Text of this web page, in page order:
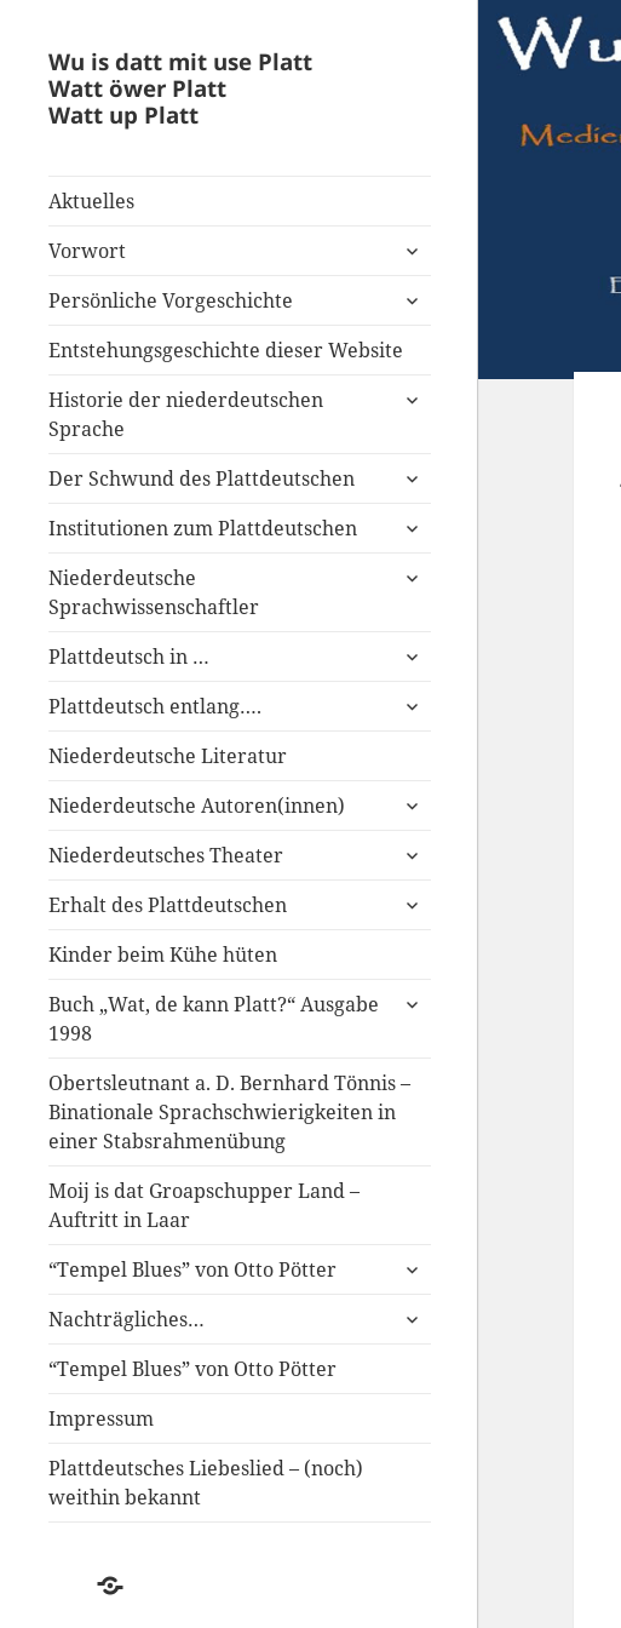
Wu is datt mit use Platt
Watt öwer Platt
Watt up Platt
Aktuelles
Vorwort
untermenü
Persönliche Vorgeschichte
untermenü
Entstehungsgeschichte dieser Website
Historie der niederdeutschen
Sprache
untermenü
Der Schwund des Plattdeutschen
untermenü
Institutionen zum Plattdeutschen
untermenü
Niederdeutsche
Sprachwissenschaftler
untermenü
Plattdeutsch in …
untermenü
Plattdeutsch entlang….
untermenü
Niederdeutsche Literatur
Niederdeutsche Autoren(innen)
untermenü
Niederdeutsches Theater
untermenü
Erhalt des Plattdeutschen
untermenü
Kinder beim Kühe hüten
Buch „Wat, de kann Platt?“ Ausgabe
1998
untermenü
Obertsleutnant a. D. Bernhard Tönnis –
Binationale Sprachschwierigkeiten in
einer Stabsrahmenübung
Moij is dat Groapschupper Land –
Auftritt in Laar
“Tempel Blues” von Otto Pötter
untermenü
Nachträgliches…
untermenü
“Tempel Blues” von Otto Pötter
Impressum
Plattdeutsches Liebeslied – (noch)
weithin bekannt
Der